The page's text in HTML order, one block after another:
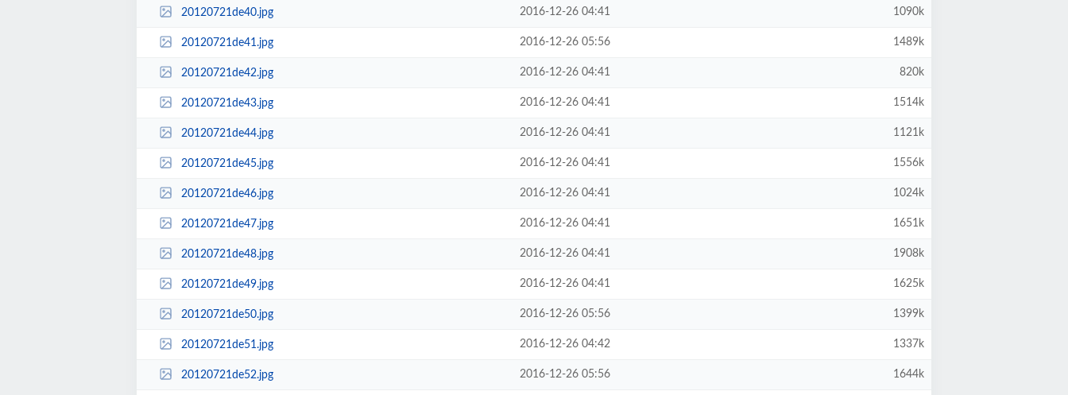
20120721de40.jpg 2016-12-26 04:41 1090k
20120721de41.jpg 2016-12-26 05:56 1489k
20120721de42.jpg 2016-12-26 04:41 820k
20120721de43.jpg 2016-12-26 04:41 1514k
20120721de44.jpg 2016-12-26 04:41 1121k
20120721de45.jpg 2016-12-26 04:41 1556k
20120721de46.jpg 2016-12-26 04:41 1024k
20120721de47.jpg 2016-12-26 04:41 1651k
20120721de48.jpg 2016-12-26 04:41 1908k
20120721de49.jpg 2016-12-26 04:41 1625k
20120721de50.jpg 2016-12-26 05:56 1399k
20120721de51.jpg 2016-12-26 04:42 1337k
20120721de52.jpg 2016-12-26 05:56 1644k